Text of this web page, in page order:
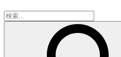
検
索: